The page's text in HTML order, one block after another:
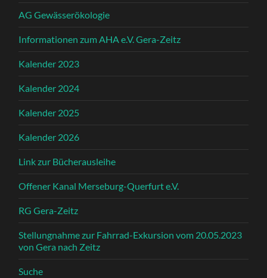
AG Gewässerökologie
Informationen zum AHA e.V. Gera-Zeitz
Kalender 2023
Kalender 2024
Kalender 2025
Kalender 2026
Link zur Bücherausleihe
Offener Kanal Merseburg-Querfurt e.V.
RG Gera-Zeitz
Stellungnahme zur Fahrrad-Exkursion vom 20.05.2023
von Gera nach Zeitz
Suche